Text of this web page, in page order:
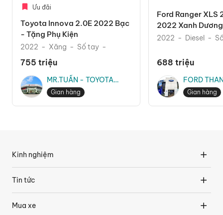
Ưu đãi
Toyota Innova 2.0E 2022 Bạc
- Tặng Phụ Kiện
2022 Xăng Số tay
755 triệu
MR.TUẤN - TOYOTA
THĂNG LONG
Gian hàng
Ford Ranger XLS
2022 Xanh
Mãi Phụ Kiện
2022 Diesel
688 triệu
FORD
MR.TRUNG
Gian hàng
Kinh nghiệm
Tin tức
Mua xe